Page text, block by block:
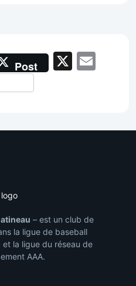
Post X
– est un club de
la ligue de baseball
la ligue du réseau de
AAA.